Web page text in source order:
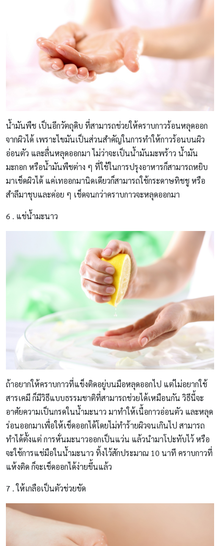
น้ำมันพืช เป็นอีกวัตถุดิบ ที่สามารถช่วยให้คราบกาวร้อนหลุดออก
จากผิวได้ เพราะไขมันเป็นส่วนสำคัญในการทำให้กาวร้อนบนผิว
อ่อนตัว และลื่นหลุดออกมา ไม่ว่าจะเป็นน้ำมันมะพร้าว น้ำมัน
มะกอก หรือน้ำมันพืชต่าง ๆ ที่ใช้ในการปรุงอาหารก็สามารถหยิบ
มาเช็ดผิวได้ แค่เทออกมานิดเดียวก็สามารถใช้กระดาษทิชชู หรือ
สำลีมาชุบและค่อย ๆ เช็ดจนกว่าคราบกาวจะหลุดออกมา
6 . แช่น้ำมะนาว
ถ้าอยากให้คราบกาวที่แข็งติดอยู่บนมือหลุดออกไป แต่ไม่อยากใช้
สารเคมี ก็มีวิธีแบบธรรมชาติที่สามารถช่วยได้เหมือนกัน วิธีนี้จะ
อาศัยความเป็นกรดในน้ำมะนาว มาทำให้เนื้อกาวอ่อนตัว และหลุด
ร่อนออกมาเพื่อให้เช็ดออกได้โดยไม่ทำร้ายผิวจนเกินไป สามารถ
ทำได้ตั้งแต่ การหั่นมะนาวออกเป็นแว่น แล้วนำมาโปะทับไว้ หรือ
จะใช้การแช่มือในน้ำมะนาว ทิ้งไว้สักประมาณ 10 นาที คราบกาวที่
แห้งติด ก็จะเช็ดออกได้ง่ายขึ้นแล้ว
7 . ให้เกลือเป็นตัวช่วยขัด